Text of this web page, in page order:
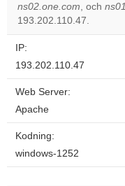
ns02.one.com, och
193.202.110.47.
IP:
193.202.110.47
Web Server:
Apache
Kodning:
windows-1252